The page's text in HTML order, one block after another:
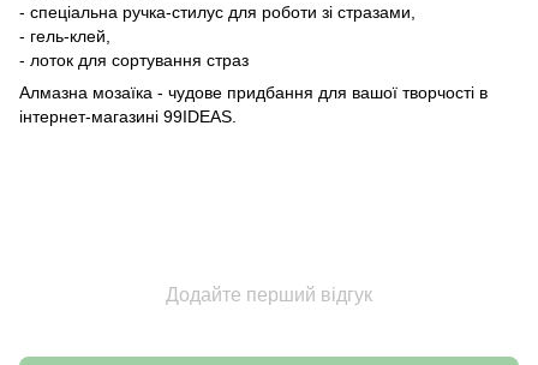
- спеціальна ручка-стилус для роботи зі стразами,
- гель-клей,
- лоток для сортування страз
Алмазна мозаїка - чудове придбання для вашої творчості в
інтернет-магазині 99IDEAS.
Додайте перший відгук